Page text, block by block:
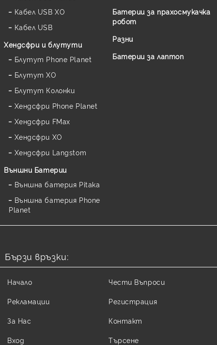
Кабел USB XO
Кабел USB
Хендсфри и блутути
Блутут Phone Planet
Блутут XO
Блутут Колонки
Хендсфри Phone Planet
Хендсфри FMax
Хендсфри XO
Хендсфри Langstom
Външни Батерии
Външна батерия Pitaka
Външна батерия Phone
Planet
Батерии за прахосмукачка
робот
Разни
Батерии за лаптоп
Бързи връзки:
Начало
Рекламации
За Нас
Вход
Чести Въпроси
Регистрация
Контакт
Търсене